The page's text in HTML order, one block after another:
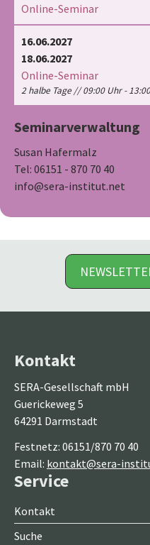
Online-Seminar
16.06.2027
18.06.2027
Online-Seminar
2 halbe Tage // 09:00 Uhr -
Seminarverwaltung
Susan Hafermalz
Tel: 06151 - 870 70 40
info@sera-institut.net
Kontakt
SERA-Gesellschaft mbH
Guerickeweg 5
64291 Darmstadt
Festnetz: 06151/870 70 40
Email: kontakt@sera-
Service
Kontakt
Suche